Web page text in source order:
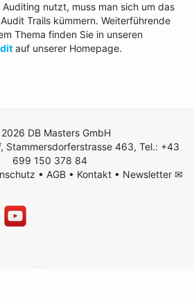
nutzt, muss man sich um das
Trails kümmern. Weiterführende
Thema finden Sie in unseren
auf unserer Homepage.
DB Masters GmbH
Stammersdorferstrasse 463, Tel.: +43
699 150 378 84
• AGB • Kontakt • Newsletter ✉